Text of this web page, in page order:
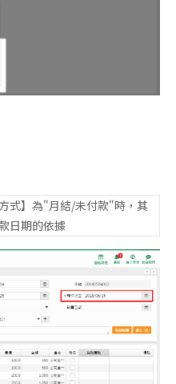
式】為"月結/未付款"時，其
日期的依據